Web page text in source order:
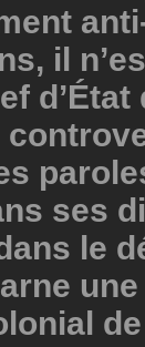
il
ses
le